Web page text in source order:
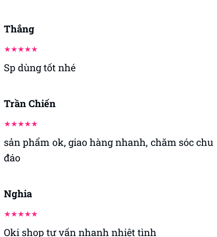
Mình dùng r ạ sản phẩm dùng ok nha shop
Dũng
e nhận r sốp, hàng êm lắm nha
Quý
hay bị bung ra